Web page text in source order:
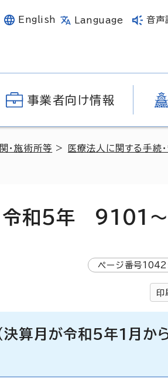
English Language 音声
事業者向け情報
・施術所等 > 医療法人に関する手続
令和5年 9101
ページ番号
印
決算月が令和5年1月か